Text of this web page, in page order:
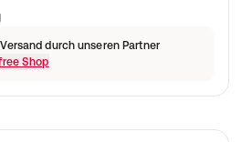
durch unseren Partner
Shop